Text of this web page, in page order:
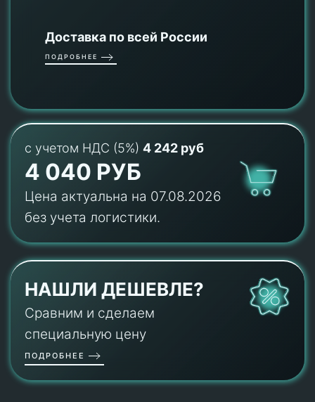
Доставка по всей России
ПОДРОБНЕЕ
с учетом НДС (5%) 4 242 руб
4 040 РУБ
Цена актуальна на 07.08.2026
без учета логистики.
НАШЛИ ДЕШЕВЛЕ?
Сравним и сделаем
специальную цену
ПОДРОБНЕЕ